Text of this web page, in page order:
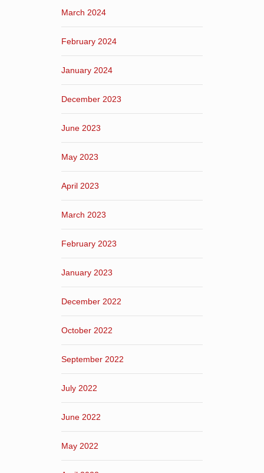
March 2024
February 2024
January 2024
December 2023
June 2023
May 2023
April 2023
March 2023
February 2023
January 2023
December 2022
October 2022
September 2022
July 2022
June 2022
May 2022